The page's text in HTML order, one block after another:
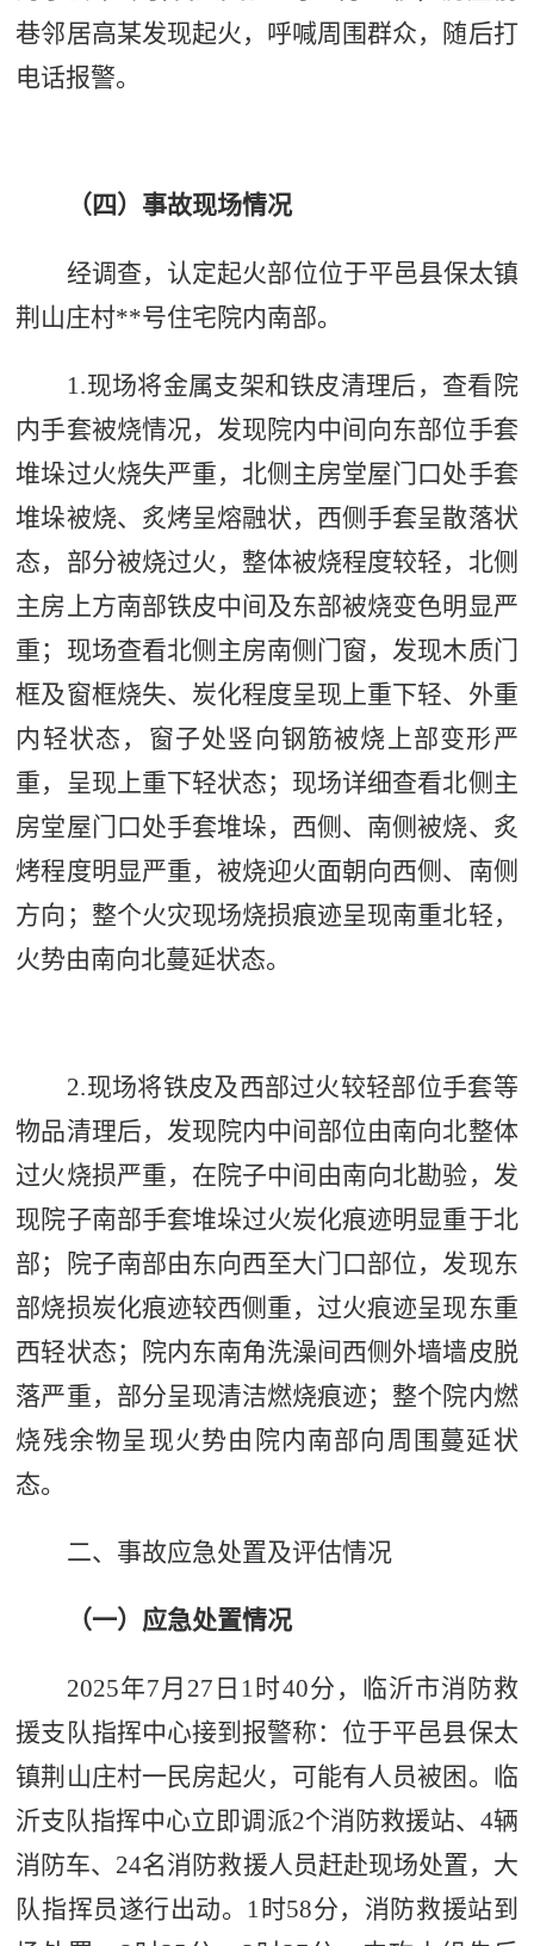
巷邻居高某发现起火，呼喊周围群众，随后打
电话报警。
（四）事故现场情况
经调查，认定起火部位位于平邑县保太镇
荆山庄村**号住宅院内南部。
1.现场将金属支架和铁皮清理后，查看院
内手套被烧情况，发现院内中间向东部位手套
堆垛过火烧失严重，北侧主房堂屋门口处手套
堆垛被烧、炙烤呈熔融状，西侧手套呈散落状
态，部分被烧过火，整体被烧程度较轻，北侧
主房上方南部铁皮中间及东部被烧变色明显严
重；现场查看北侧主房南侧门窗，发现木质门
框及窗框烧失、炭化程度呈现上重下轻、外重
内轻状态，窗子处竖向钢筋被烧上部变形严
重，呈现上重下轻状态；现场详细查看北侧主
房堂屋门口处手套堆垛，西侧、南侧被烧、炙
烤程度明显严重，被烧迎火面朝向西侧、南侧
方向；整个火灾现场烧损痕迹呈现南重北轻，
火势由南向北蔓延状态。
2.现场将铁皮及西部过火较轻部位手套等
物品清理后，发现院内中间部位由南向北整体
过火烧损严重，在院子中间由南向北勘验，发
现院子南部手套堆垛过火炭化痕迹明显重于北
部；院子南部由东向西至大门口部位，发现东
部烧损炭化痕迹较西侧重，过火痕迹呈现东重
西轻状态；院内东南角洗澡间西侧外墙墙皮脱
落严重，部分呈现清洁燃烧痕迹；整个院内燃
烧残余物呈现火势由院内南部向周围蔓延状
态。
二、 事故应急处置及评估情况
（一） 应急处置情况
2025年7月 27 日 1 时40分，临沂市消防救
援支队指挥中心接到报警称：位于平邑县保太
镇荆山庄村一民房起火，可能有人员被困。临
沂支队指挥中心立即调派2个消防救援站、 4辆
消防车、 24名消防救援人员赶赴现场处置，大
队指挥员遂行出动。 1 时58分，消防救援站到